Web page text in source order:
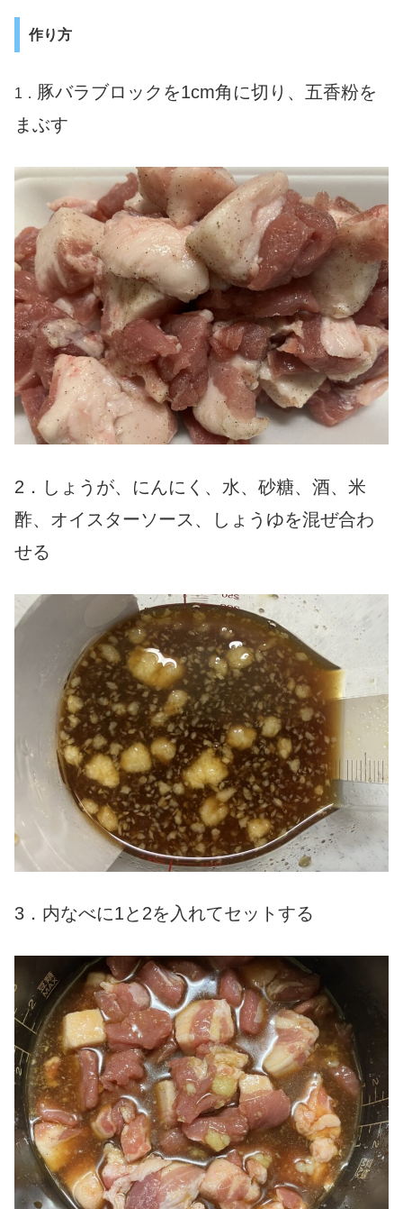
作り方
1． 豚バラブロックを1cm角に切り、五香粉を
まぶす
2．しょうが、にんにく、水、砂糖、酒、米
酢、オイスターソース、しょうゆを混ぜ合わ
せる
3．内なべに1と2を入れてセットする